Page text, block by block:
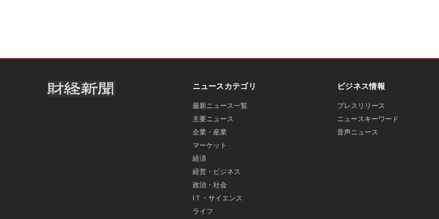
ニュースカテゴリ
最新ニュース一覧
主要ニュース
企業・産業
マーケット
経済
経営・ビジネス
政治・社会
IＴ・サイエンス
ライフ
ビジネス情報
プレスリリース
ニュースキーワード
音声ニュース